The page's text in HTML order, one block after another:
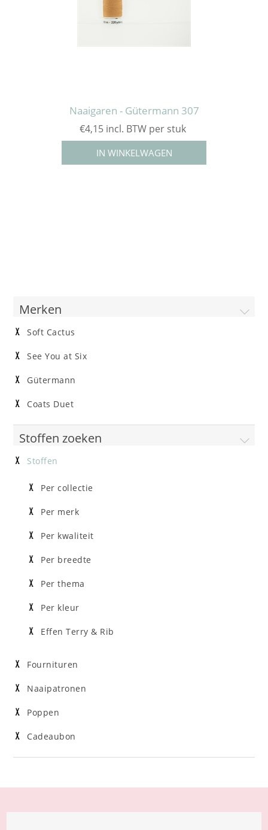
Naaigaren - Gütermann 307
€4,15 incl. BTW per stuk
Merken
Soft Cactus
See You at Six
Gütermann
Coats Duet
Stoffen zoeken
Stoffen
Per collectie
Per merk
Per kwaliteit
Per breedte
Per thema
Per kleur
Effen Terry & Rib
Fournituren
Naaipatronen
Poppen
Cadeaubon